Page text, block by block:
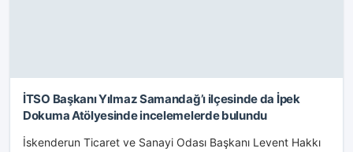
İTSO Başkanı Yılmaz Samandağ’ı ilçesinde da İpek
Dokuma Atölyesinde incelemelerde bulundu
İskenderun Ticaret ve Sanayi Odası Başkanı Levent Hakkı